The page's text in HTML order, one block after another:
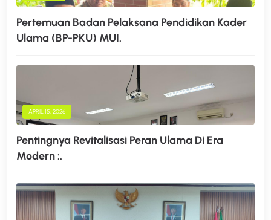
Pertemuan Badan Pelaksana Pendidikan Kader
Ulama (BP-PKU) MUI.
APRIL 15, 2026
Pentingnya Revitalisasi Peran Ulama Di Era
Modern :.